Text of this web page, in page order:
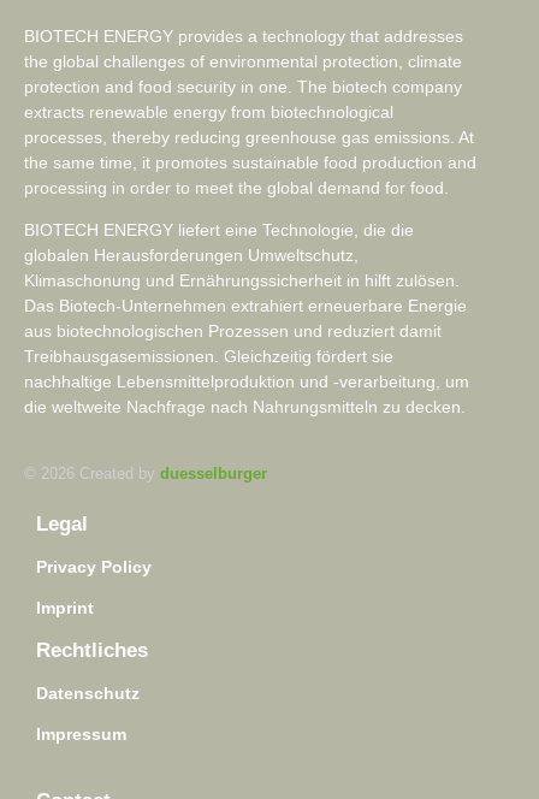
BIOTECH ENERGY provides a technology that addresses
the global challenges of environmental protection, climate
protection and food security in one. The biotech company
extracts renewable energy from biotechnological
processes, thereby reducing greenhouse gas emissions. At
the same time, it promotes sustainable food production and
processing in order to meet the global demand for food.
BIOTECH ENERGY liefert eine Technologie, die die
globalen Herausforderungen Umweltschutz,
Klimaschonung und Ernährungssicherheit in hilft zulösen.
Das Biotech-Unternehmen extrahiert erneuerbare Energie
aus biotechnologischen Prozessen und reduziert damit
Treibhausgasemissionen. Gleichzeitig fördert sie
nachhaltige Lebensmittelproduktion und -verarbeitung, um
die weltweite Nachfrage nach Nahrungsmitteln zu decken.
© 2026 Created by duesselburger
Legal
Privacy Policy
Imprint
Rechtliches
Datenschutz
Impressum